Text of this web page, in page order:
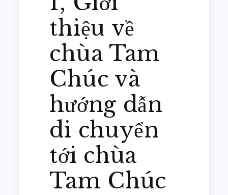
thiệu về
chùa Tam
Chúc và
hướng dẫn
di chuyển
tới chùa
Tam Chúc